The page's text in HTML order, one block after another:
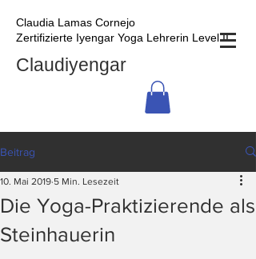
Claudia Lamas Cornejo
Zertifizierte Iyengar Yoga Lehrerin Level II
Claudiyengar
Beitrag
Die Yoga-Praktizierende als
Steinhauerin
10. Mai 2019 5 Min. Lesezeit